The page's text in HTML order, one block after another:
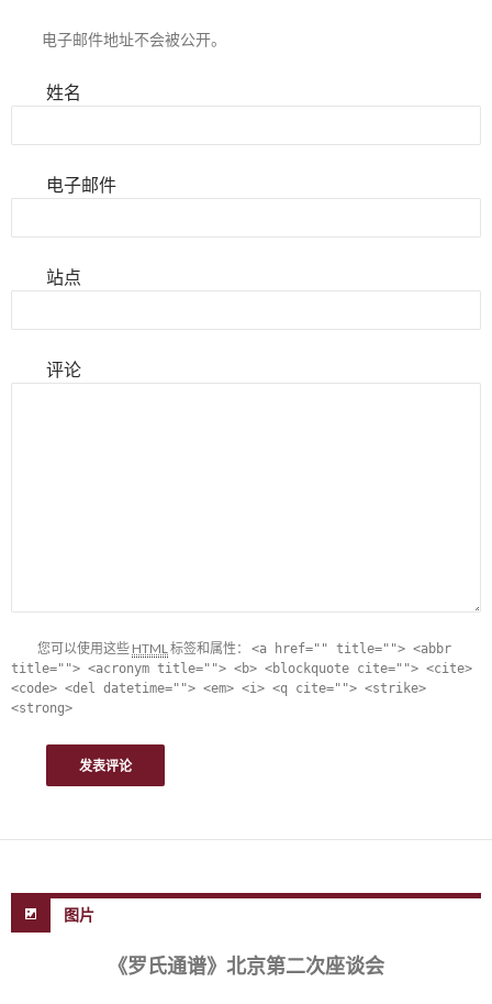
电子邮件地址不会被公开。
姓名
电子邮件
站点
评论
您可以使用这些 HTML标签和属性： <a href="" title=""> <abbr
title=""> <acronym title=""> <b> <blockquote cite=""> <cite>
<code> <del datetime=""> <em> <i> <q cite=""> <strike>
<strong>
图片
《罗氏通谱》北京第二次座谈会